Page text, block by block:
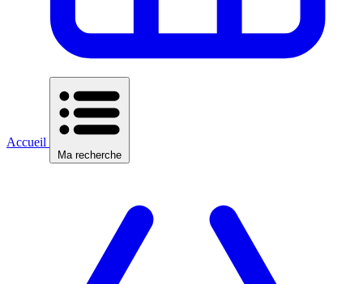
Accueil
Ma recherche